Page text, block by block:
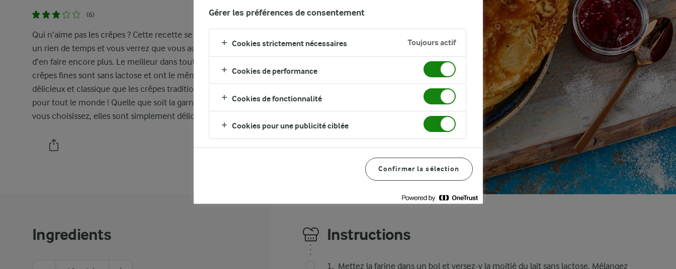
(6)
Qui n’aime pas les crêpes ? Cette recette se prépare en
un rien de temps et vous verrez que vous aurez envie
d’en faire encore plus. Le meilleur dans tout ça ? Ces
crêpes fines sont sans lactose et ont le même goût
délicieux et classique que les crêpes traditionnelles –
pour tout le monde ! Quelle que soit la garniture que
vous choisissez, elles sont simplement délicieuses.
Ingredients Instructions
Mettez la farine dans un bol et versez-y la moitié du lait sans lactose. Mélangez
Gérer les préférences de consentement
Cookies strictement nécessaires Toujours actif
Cookies de performance
Cookies de fonctionnalité
Cookies pour une publicité ciblée
Confirmer la sélection